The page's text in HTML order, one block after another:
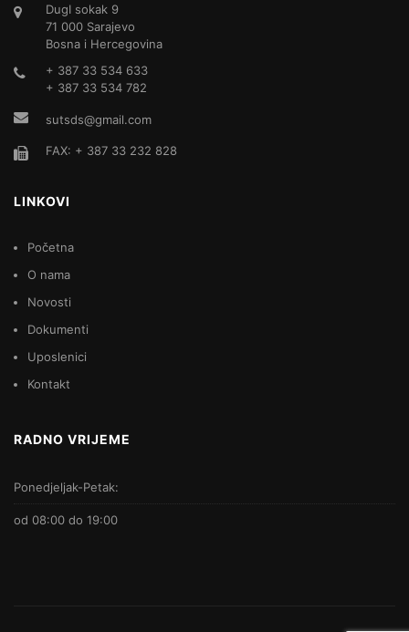
DugI sokak 9
71 000 Sarajevo
Bosna i Hercegovina
+ 387 33 534 633
+ 387 33 534 782
sutsds@gmail.com
FAX: + 387 33 232 828
LINKOVI
Početna
O nama
Novosti
Dokumenti
Uposlenici
Kontakt
RADNO VRIJEME
Ponedjeljak-Petak:
od 08:00 do 19:00